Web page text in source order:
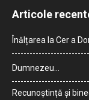
Articole
Înălțarea la Cer a
Dumnezeu…
Recunoștință și